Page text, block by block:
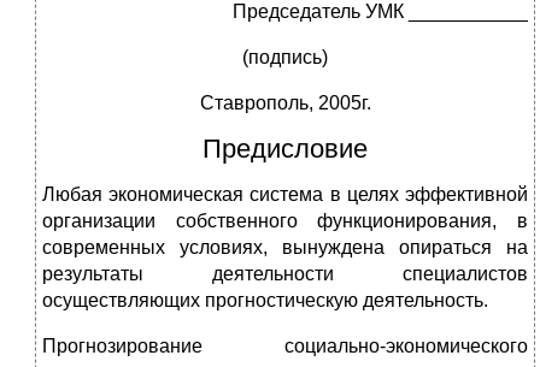
Председатель УМК ___________
(подпись)
Ставрополь, 2005г.
Предисловие
Любая экономическая система в целях эффективной
организации собственного функционирования, в
современных условиях, вынуждена опираться на
результаты деятельности специалистов
осуществляющих прогностическую деятельность.
Прогнозирование социально-экономического